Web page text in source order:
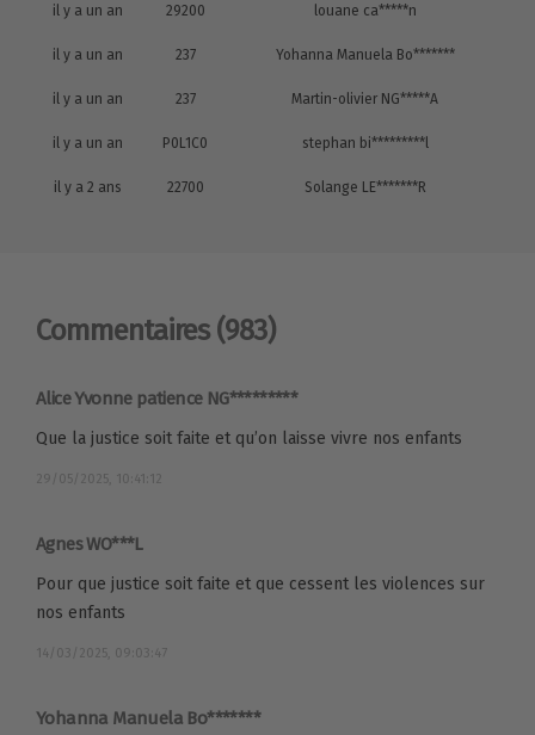
il y a un an 29200 louane ca*****n
il y a un an 237 Yohanna Manuela Bo*******
il y a un an 237 Martin-olivier NG*****A
il y a un an P0L1C0 stephan bi*********l
il y a 2 ans 22700 Solange LE*******R
Commentaires (983)
Alice Yvonne patience NG*********
Que la justice soit faite et qu’on laisse vivre nos enfants
29/05/2025, 10:41:12
Agnes WO***L
Pour que justice soit faite et que cessent les violences sur
nos enfants
14/03/2025, 09:03:47
Yohanna Manuela Bo*******